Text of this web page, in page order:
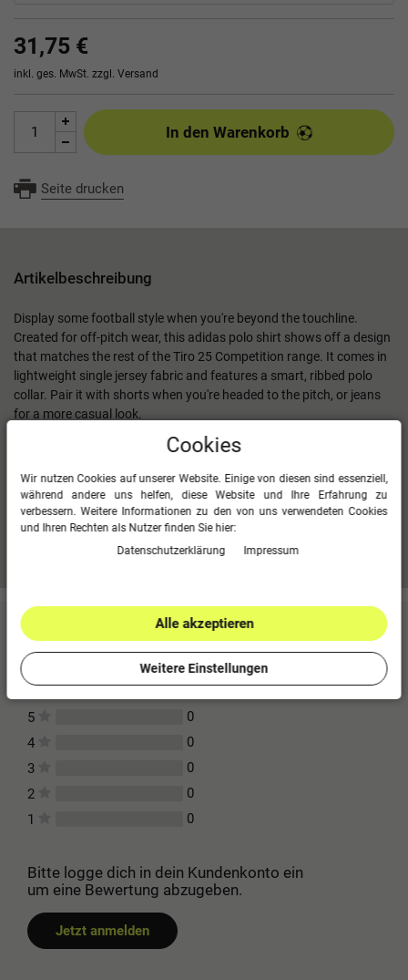
31,75 €
inkl. ges. MwSt. zzgl. Versand
In den Warenkorb
Seite drucken
Artikelbeschreibung
Display some football style when you're beyond the touchline.
Created for off-pitch wear, this adidas polo shirt shows off a design
that matches the rest of the Tiro 25 Competition range. It comes in
lightweight single jersey fabric and features a smart, ribbed polo
collar. Pair it with shorts when you're headed to the pitch, or jeans
for a more casual look.
65% polyester (recycled), 35% cotton
Mehr Informationen zum EU Verantwortlichen »
Kundenbewertungen
Für diesen Artikel erfolgte leider noch keine
Kundenbewertung.
5
0
4
0
3
0
2
0
1
0
Bitte logge dich in dein Kundenkonto ein
um eine Bewertung abzugeben.
Jetzt anmelden
Cookies
Wir nutzen Cookies auf unserer Website. Einige von diesen sind essenziell,
während andere uns helfen, diese Website und Ihre Erfahrung zu
verbessern. Weitere Informationen zu den von uns verwendeten Cookies
und Ihren Rechten als Nutzer finden Sie hier:
Daten­schutz­erklärung
Impressum
Alle akzeptieren
Weitere Einstellungen